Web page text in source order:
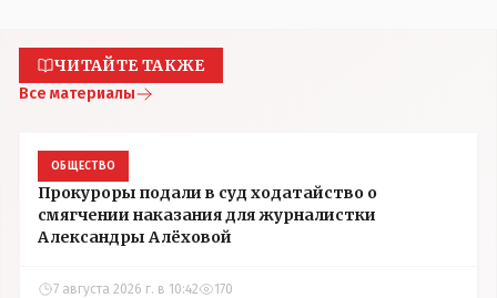
ЧИТАЙТЕ ТАКЖЕ
Все материалы
ОБЩЕСТВО
Прокуроры подали в суд ходатайство о
смягчении наказания для журналистки
Александры Алёховой
7 августа 2026 г. в 10:42 170